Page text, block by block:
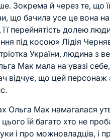
Зокрема й через те, що
що бачила усе це вона
перейнятість долею
під косою» Лідія
України, людина з
Мак мала на увазі
відчує, що цей персонаж
Ольга Мак намагалася
цього їй багато хто не
і про можновладців, і